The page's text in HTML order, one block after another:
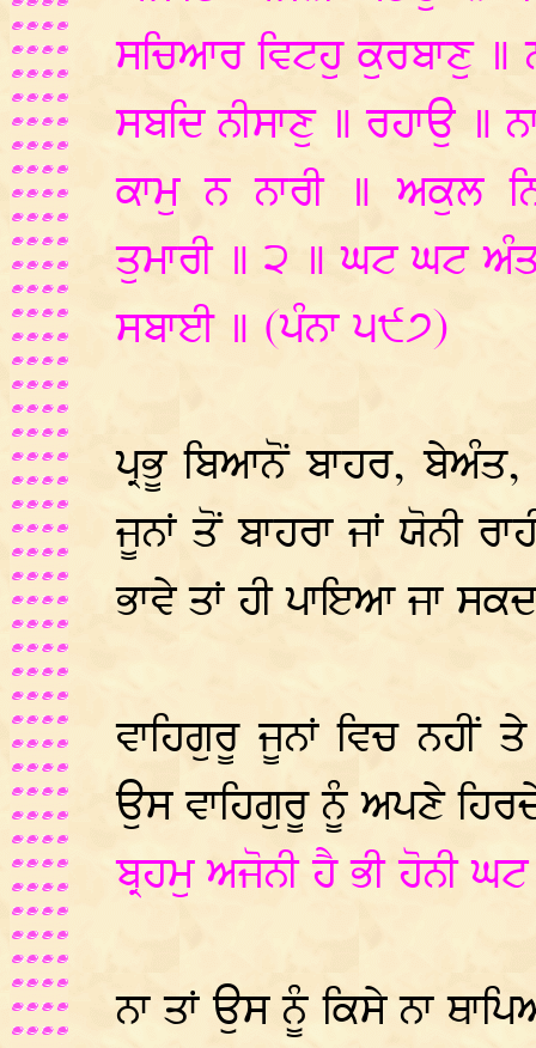
ਸਚਿਆਰ ਵਿਟਹੁ ਕੁਰਬਾਣੁ ॥
ਸਬਦਿ ਨੀਸਾਣੁ ॥ ਰਹਾਉ ॥
ਕਾਮੁ ਨ ਨਾਰੀ ॥ ਅਕੁਲ
ਤੁਮਾਰੀ ॥ ੨ ॥ ਘਟ ਘਟ
ਸਬਾਈ ॥ (ਪੰਨਾ ੫੯੭)
ਪ੍ਰਭੂ ਬਿਆਨੋਂ ਬਾਹਰ,
ਜੂਨਾਂ ਤੋਂ ਬਾਹਰਾ ਜਾਂ ਯੋਨੀ
ਭਾਵੇ ਤਾਂ ਹੀ ਪਾਇਆ ਜਾ
ਵਾਹਿਗੁਰੂ ਜੂਨਾਂ ਵਿਚ ਨਹੀਂ
ਉਸ ਵਾਹਿਗੁਰੂ ਨੂੰ ਅਪਣੇ
ਬ੍ਰਹਮੁ ਅਜੋਨੀ ਹੈ ਭੀ ਹੋਨੀ
ਨਾ ਤਾਂ ਉਸ ਨੂੰ ਕਿਸੇ ਨਾ